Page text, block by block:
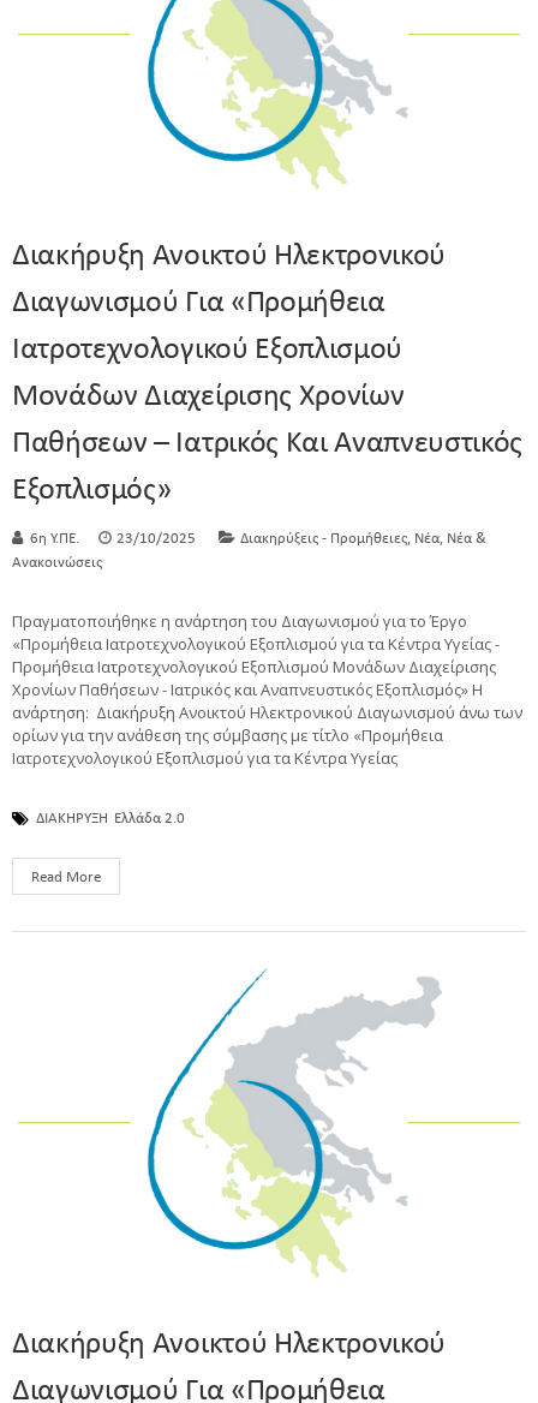
Διακήρυξη Ανοικτού Ηλεκτρονικού
Διαγωνισμού Για «Προμήθεια
Ιατροτεχνολογικού Εξοπλισμού
Μονάδων Διαχείρισης Χρονίων
Παθήσεων – Ιατρικός Και Αναπνευστικός
Εξοπλισμός»
6η Υ.ΠΕ. 23/10/2025 Διακηρύξεις - Προμήθειες, Νέα, Νέα &
Ανακοινώσεις
Πραγματοποιήθηκε η ανάρτηση του Διαγωνισμού για το Έργο
«Προμήθεια Ιατροτεχνολογικού Εξοπλισμού για τα Κέντρα Υγείας -
Προμήθεια Ιατροτεχνολογικού Εξοπλισμού Μονάδων Διαχείρισης
Χρονίων Παθήσεων - Ιατρικός και Αναπνευστικός Εξοπλισμός» Η
ανάρτηση: Διακήρυξη Ανοικτού Ηλεκτρονικού Διαγωνισμού άνω των
ορίων για την ανάθεση της σύμβασης με τίτλο «Προμήθεια
Ιατροτεχνολογικού Εξοπλισμού για τα Κέντρα Υγείας
ΔΙΑΚΗΡΥΞΗ Ελλάδα 2.0
Read More
Διακήρυξη Ανοικτού Ηλεκτρονικού
Διαγωνισμού Για «Προμήθεια